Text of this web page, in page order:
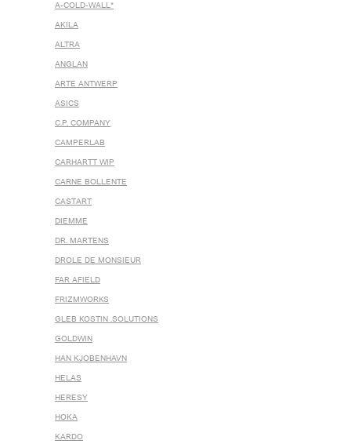
A-COLD-WALL*
AKILA
ALTRA
ANGLAN
ARTE ANTWERP
ASICS
C.P. COMPANY
CAMPERLAB
CARHARTT WIP
CARNE BOLLENTE
CASTART
DIEMME
DR. MARTENS
DROLE DE MONSIEUR
FAR AFIELD
FRIZMWORKS
GLEB KOSTIN .SOLUTIONS
GOLDWIN
HAN KJOBENHAVN
HELAS
HERESY
HOKA
KARDO